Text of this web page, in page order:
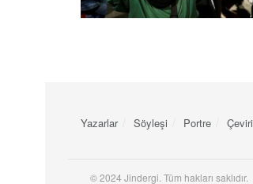
Yazarlar Söyleşi Portre Çeviri
© 2024 Jindergi. Tüm hakları saklıdır.